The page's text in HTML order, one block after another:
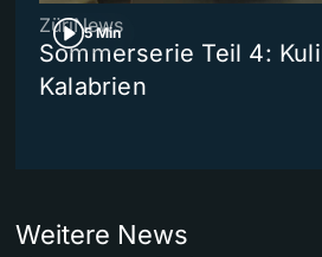
5 Min
ZüriNews
Sommerserie Teil 4:
Kalabrien
Weitere News